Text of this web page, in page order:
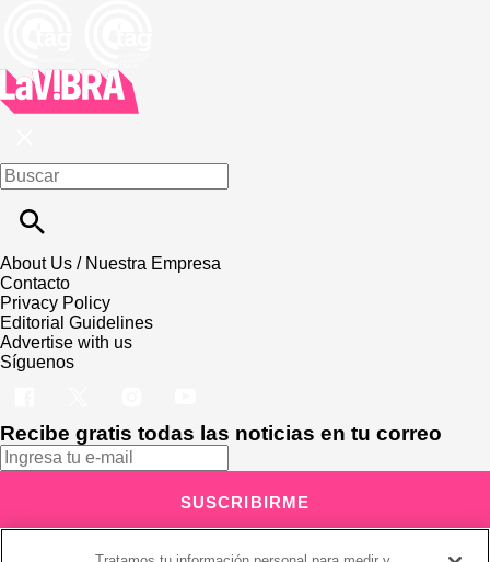
About Us / Nuestra Empresa
Contacto
Privacy Policy
Editorial Guidelines
Advertise with us
Síguenos
Recibe gratis todas las noticias en tu correo
SUSCRIBIRME